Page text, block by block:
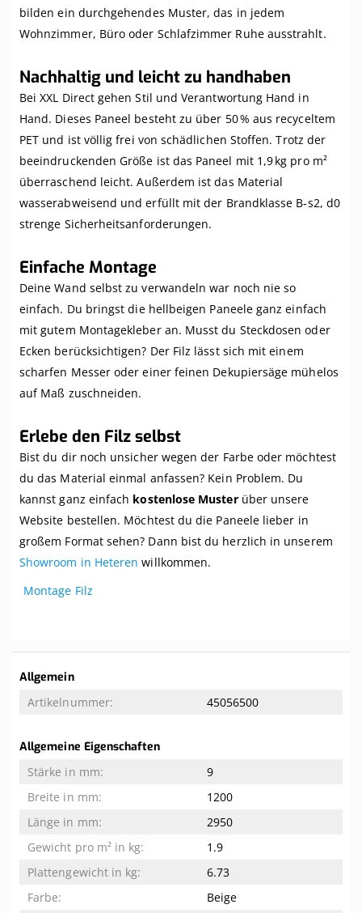
bilden ein durchgehendes Muster, das in jedem
Wohnzimmer, Büro oder Schlafzimmer Ruhe ausstrahlt.
Nachhaltig und leicht zu handhaben
Bei XXL Direct gehen Stil und Verantwortung Hand in
Hand. Dieses Paneel besteht zu über 50 % aus recyceltem
PET und ist völlig frei von schädlichen Stoffen. Trotz der
beeindruckenden Größe ist das Paneel mit 1,9 kg pro m²
überraschend leicht. Außerdem ist das Material
wasserabweisend und erfüllt mit der Brandklasse B‑s2, d0
strenge Sicherheitsanforderungen.
Einfache Montage
Deine Wand selbst zu verwandeln war noch nie so
einfach. Du bringst die hellbeigen Paneele ganz einfach
mit gutem Montagekleber an. Musst du Steckdosen oder
Ecken berücksichtigen? Der Filz lässt sich mit einem
scharfen Messer oder einer feinen Dekupiersäge mühelos
auf Maß zuschneiden.
Erlebe den Filz selbst
Bist du dir noch unsicher wegen der Farbe oder möchtest
du das Material einmal anfassen? Kein Problem. Du
kannst ganz einfach kostenlose Muster über unsere
Website bestellen. Möchtest du die Paneele lieber in
großem Format sehen? Dann bist du herzlich in unserem
Showroom in Heteren willkommen.
Montage Filz
Weitere
Informationen
Allgemein
45056500
Allgemeine Eigenschaften
9
1200
2950
1.9
6.73
Beige